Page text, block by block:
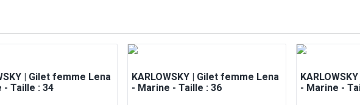
| Gilet femme Lena
- Taille : 34
KARLOWSKY | Gilet femme Lena
- Marine - Taille : 36
- Marine -